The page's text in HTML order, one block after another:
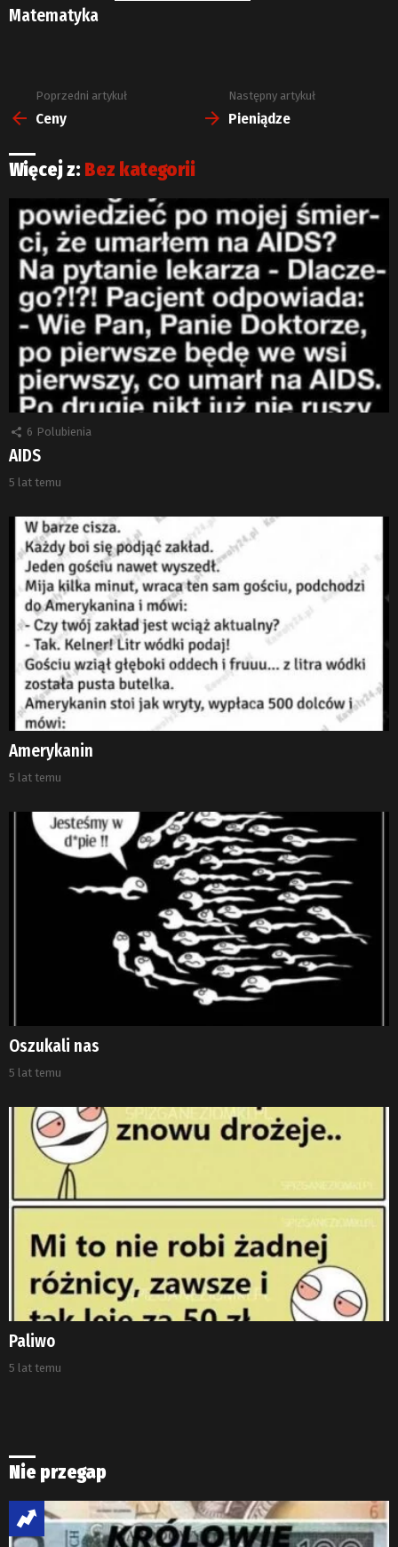
Matematyka
Zobacz
więcej
Poprzedni artykuł
Ceny
Następny artykuł
Pieniądze
Więcej z: Bez kategorii
6 Polubienia
AIDS
5 lat temu
Amerykanin
5 lat temu
Oszukali nas
5 lat temu
Paliwo
5 lat temu
Nie przegap